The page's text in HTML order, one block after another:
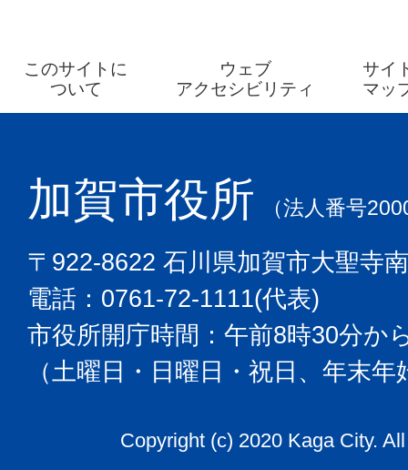
このサイトに
ついて
ウェブ
アクセシビリティ
サイ
マッ
加賀市役所 （法人番号
〒922-8622 石川県加賀市大聖寺
電話：0761-72-1111(代表)
市役所開庁時間：午前8時30分か
（土曜日・日曜日・祝日、年末
Copyright (c) 2020 Kaga City.